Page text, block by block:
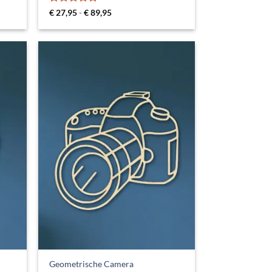
Gewaardeerd
€27,95 - €89,95Prijsklasse:
tot
Geometrische Camera